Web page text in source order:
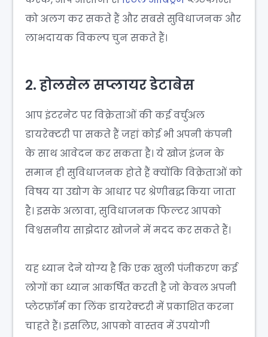
को अलग कर सकते हैं और सबसे सुविधाजनक और
लाभदायक विकल्प चुन सकते हैं।
2. होलसेल सप्लायर डेटाबेस
आप इंटरनेट पर विक्रेताओं की कई वर्चुअल
डायरेक्टरी पा सकते हैं जहां कोई भी अपनी कंपनी
के साथ आवेदन कर सकता है। ये खोज इंजन के
समान ही सुविधाजनक होते हैं क्योंकि विक्रेताओं को
विषय या उद्योग के आधार पर श्रेणीबद्ध किया जाता
है। इसके अलावा, सुविधाजनक फिल्टर आपको
विश्वसनीय साझेदार खोजने में मदद कर सकते हैं।
यह ध्यान देने योग्य है कि एक खुली पंजीकरण कई
लोगों का ध्यान आकर्षित करती है जो केवल अपनी
प्लेटफ़ॉर्म का लिंक डायरेक्टरी में प्रकाशित करना
चाहते हैं। इसलिए, आपको वास्तव में उपयोगी